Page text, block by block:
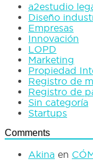
a2estudio
Diseño
Empresas
Innovación
LOPD
Marketing
Propiedad
Registro de
Registro de
Sin categoría
Startups
Comments
Akina en